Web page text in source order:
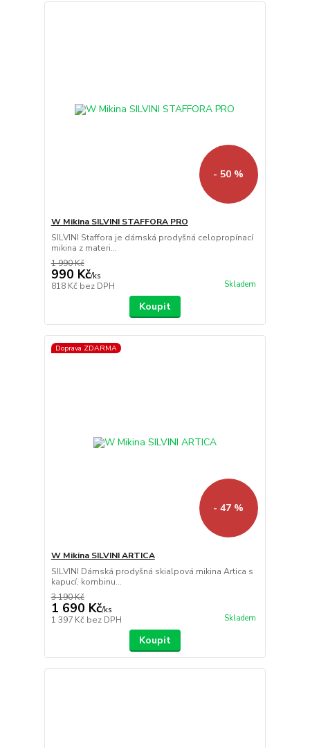
- 50 %
W Mikina SILVINI STAFFORA PRO
SILVINI Staffora je dámská prodyšná celopropínací
mikina z materi...
1 990 Kč
990 Kč/ks
818 Kč bez DPH Skladem
Koupit
Doprava ZDARMA
- 47 %
W Mikina SILVINI ARTICA
SILVINI Dámská prodyšná skialpová mikina Artica s
kapucí, kombinu...
3 190 Kč
1 690 Kč/ks
1 397 Kč bez DPH Skladem
Koupit